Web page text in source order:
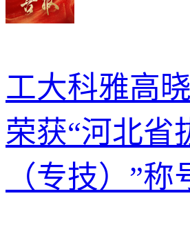
工大科雅高
荣获“河北省
（专技）”称